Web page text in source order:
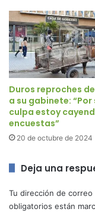
Duros reproches
a su gabinete: “Por
culpa estoy
encuestas”
20 de octubre de 2024
Deja una
Tu dirección de
obligatorios están